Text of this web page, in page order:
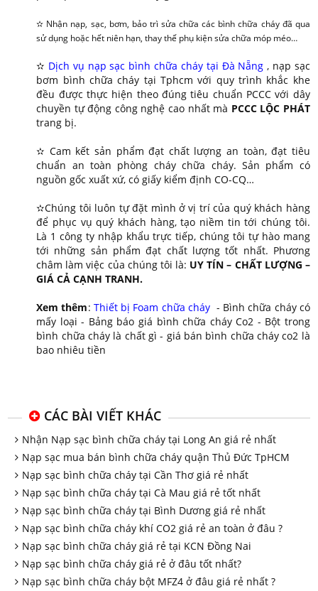
✫ Nhận nạp, sạc, bơm, bảo trì sửa chữa các bình chữa cháy đã qua
sử dụng hoặc hết niên hạn, thay thế phụ kiện sửa chữa móp méo…
✫ Dịch vụ nạp sạc bình chữa cháy tại Đà Nẵng , nạp sạc
bơm bình chữa cháy tại Tphcm với quy trình khắc khe
đều được thực hiện theo đúng tiêu chuẩn PCCC với dây
chuyền tự động công nghệ cao nhất mà PCCC LỘC PHÁT
trang bị.
✫ Cam kết sản phẩm đạt chất lượng an toàn, đạt tiêu
chuẩn an toàn phòng cháy chữa cháy. Sản phẩm có
nguồn gốc xuất xứ, có giấy kiểm định CO-CQ…
✫Chúng tôi luôn tự đặt mình ở vị trí của quý khách hàng
để phục vụ quý khách hàng, tạo niềm tin tới chúng tôi.
Là 1 công ty nhập khẩu trực tiếp, chúng tôi tự hào mang
tới những sản phẩm đạt chất lượng tốt nhất. Phương
châm làm việc của chúng tôi là: UY TÍN – CHẤT LƯỢNG –
GIÁ CẢ CẠNH TRANH.
Xem thêm: Thiết bị Foam chữa cháy - Bình chữa cháy có
mấy loại - Bảng báo giá bình chữa cháy Co2 - Bột trong
bình chữa cháy là chất gì - giá bán bình chữa cháy co2 là
bao nhiêu tiền
CÁC BÀI VIẾT KHÁC
Nhận Nạp sạc bình chữa cháy tại Long An giá rẻ nhất
Nạp sạc mua bán bình chữa cháy quận Thủ Đức TpHCM
Nạp sạc bình chữa cháy tại Cần Thơ giá rẻ nhất
Nạp sạc bình chữa cháy tại Cà Mau giá rẻ tốt nhất
Nạp sạc bình chữa cháy tại Bình Dương giá rẻ nhất
Nạp sạc bình chữa cháy khí CO2 giá rẻ an toàn ở đâu ?
Nạp sạc bình chữa cháy giá rẻ tại KCN Đồng Nai
Nạp sạc bình chữa cháy giá rẻ ở đâu tốt nhất?
Nạp sạc bình chữa cháy bột MFZ4 ở đâu giá rẻ nhất ?